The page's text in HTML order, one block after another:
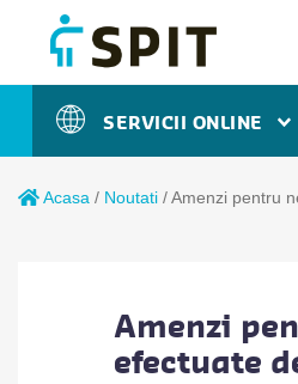
SERVICII ONLINE
Acasa / Noutati /Amenzi pentru
Amenzi
efectuate